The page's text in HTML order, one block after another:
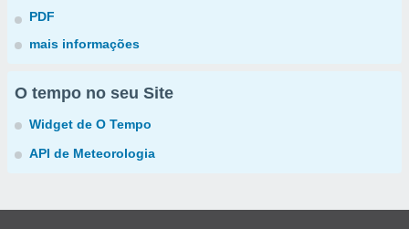
PDF
mais informações
O tempo no seu Site
Widget de O Tempo
API de Meteorologia